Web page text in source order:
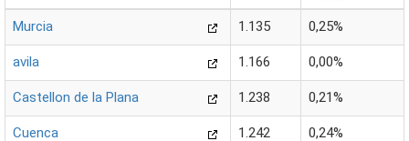
Murcia 1.135 0,25%
avila 1.166 0,00%
Castellon de la Plana 1.238 0,21%
Cuenca 1.242 0,24%